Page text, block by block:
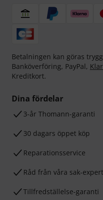
Betalningen kan göras
Banköverföring, PayPal,
Kreditkort.
Dina fördelar
3-år Thomann-garanti
30 dagars öppet köp
Reparationsservice
Råd från våra sak-
Tillfredställelse-garanti